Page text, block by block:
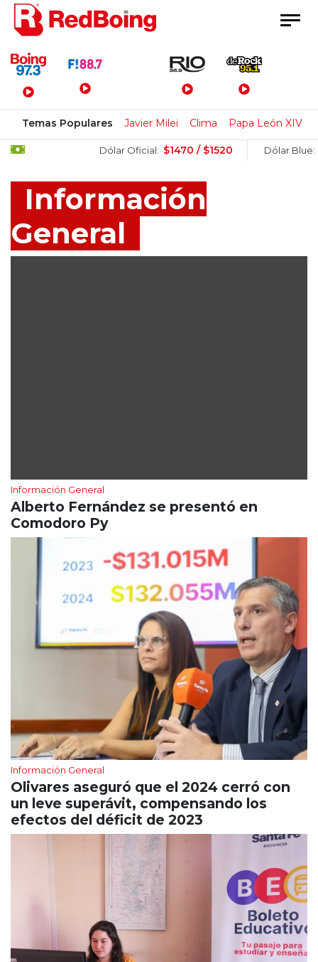
Menú Principal
Temas Populares Javier Milei Clima Papa León XIV
Dólar Oficial: $1470 / $1520 Dólar Blue: $1505 /
Información
General
Información General
Alberto Fernández se presentó en
Comodoro Py
Información General
Olivares aseguró que el 2024 cerró con
un leve superávit, compensando los
efectos del déficit de 2023